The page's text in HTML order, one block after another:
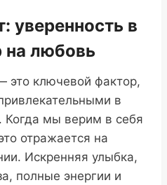
уверенность в
на любовь
это ключевой фактор,
в
Когда мы верим в себя
отражается на
Искренняя улыбка,
полные энергии и